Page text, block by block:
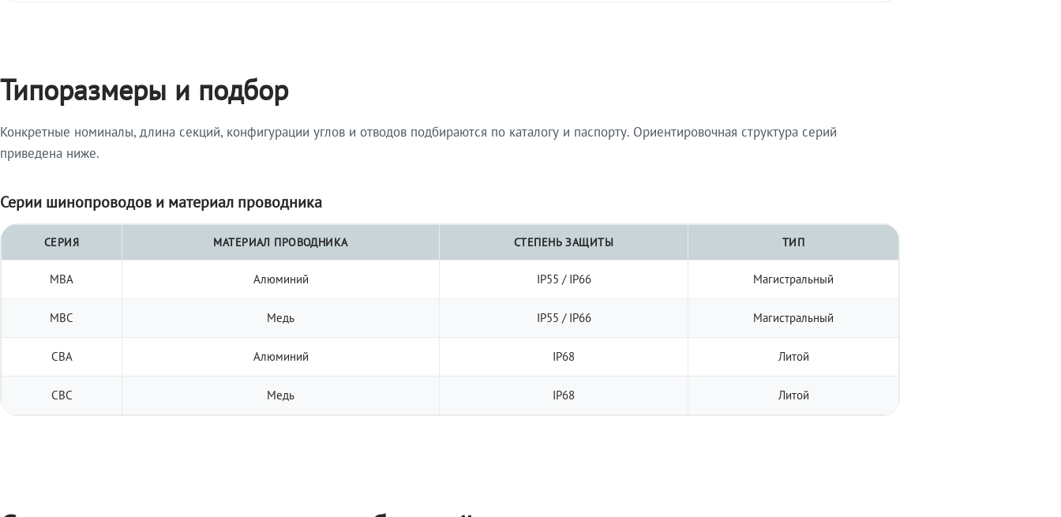
Типоразмеры и подбор
Конкретные номиналы, длина секций, конфигурации углов и отводов подбираются по каталогу и паспорту. Ориентировочная структура серий
приведена ниже.
Серии шинопроводов и материал проводника
СЕРИЯ МАТЕРИАЛ ПРОВОДНИКА СТЕПЕНЬ ЗАЩИТЫ ТИП
МВА Алюминий IP55 / IP66 Магистральный
МВС Медь IP55 / IP66 Магистральный
СВА Алюминий IP68 Литой
СВС Медь IP68 Литой